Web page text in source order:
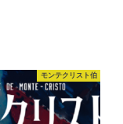
モンテクリスト伯